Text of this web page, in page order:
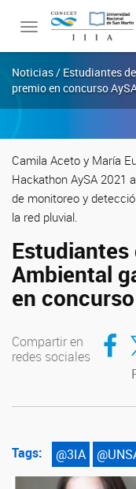
Toggle
navigation
Noticias / Estudiantes
premio en concurso
Camila Aceto y María
Hackathon AySA 2021
de monitoreo y
la red pluvial.
Ambiental
en
Compartir en
redes sociales
Tags: @3IA